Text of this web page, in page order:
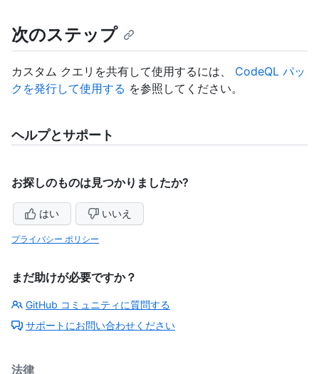
次のステップ
カスタム クエリを共有して使用するには、 CodeQL パッ
クを発行して使用する を参照してください。
ヘルプとサポート
お探しのものは見つかりましたか?
はい いいえ
プライバシー ポリシー
まだ助けが必要ですか？
GitHub コミュニティに質問する
サポートにお問い合わせください
法律